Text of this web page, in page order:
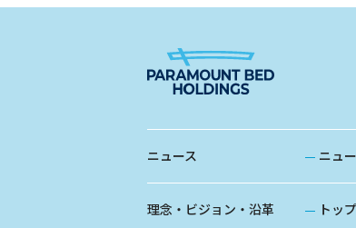
ニュース ニュ
理念・ビジョン・沿革 トッ